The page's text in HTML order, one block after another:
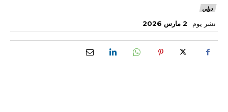
دولي
نشر يوم 2 مارس 2026